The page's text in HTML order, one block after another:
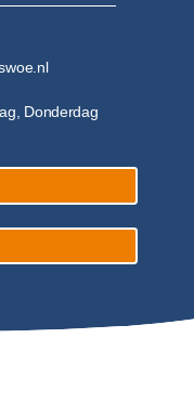
Donderdag